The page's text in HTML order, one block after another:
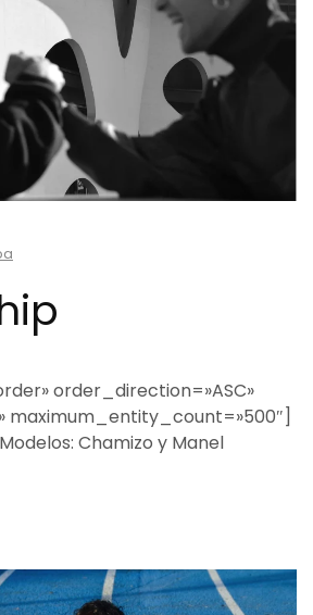
order_direction=»ASC»
maximum_entity_count=»500″]
Chamizo y Manel